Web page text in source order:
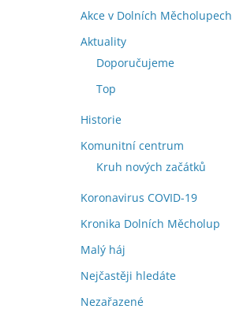
Akce v Dolních Měcholupech
Aktuality
Doporučujeme
Top
Historie
Komunitní centrum
Kruh nových začátků
Koronavirus COVID-19
Kronika Dolních Měcholup
Malý háj
Nejčastěji hledáte
Nezařazené